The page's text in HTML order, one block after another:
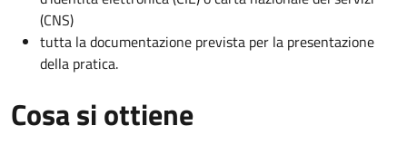
(CNS)
tutta la documentazione prevista per la presentazione
della pratica.
Cosa si ottiene